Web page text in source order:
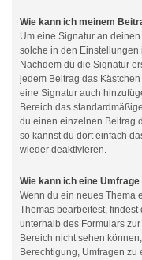
Wie kann ich meinem
Um eine Signatur an
solche in den
Nachdem du die Signatur
jedem Beitrag das
eine Signatur auch
Bereich das
du einen einzelnen Beitrag
so kannst du dort einfach
wieder deaktivieren.
Wie kann ich eine
Wenn du ein neues Thema
Themas bearbeitest, findest
unterhalb des Formulars
Bereich nicht sehen
Berechtigung, Umfragen zu